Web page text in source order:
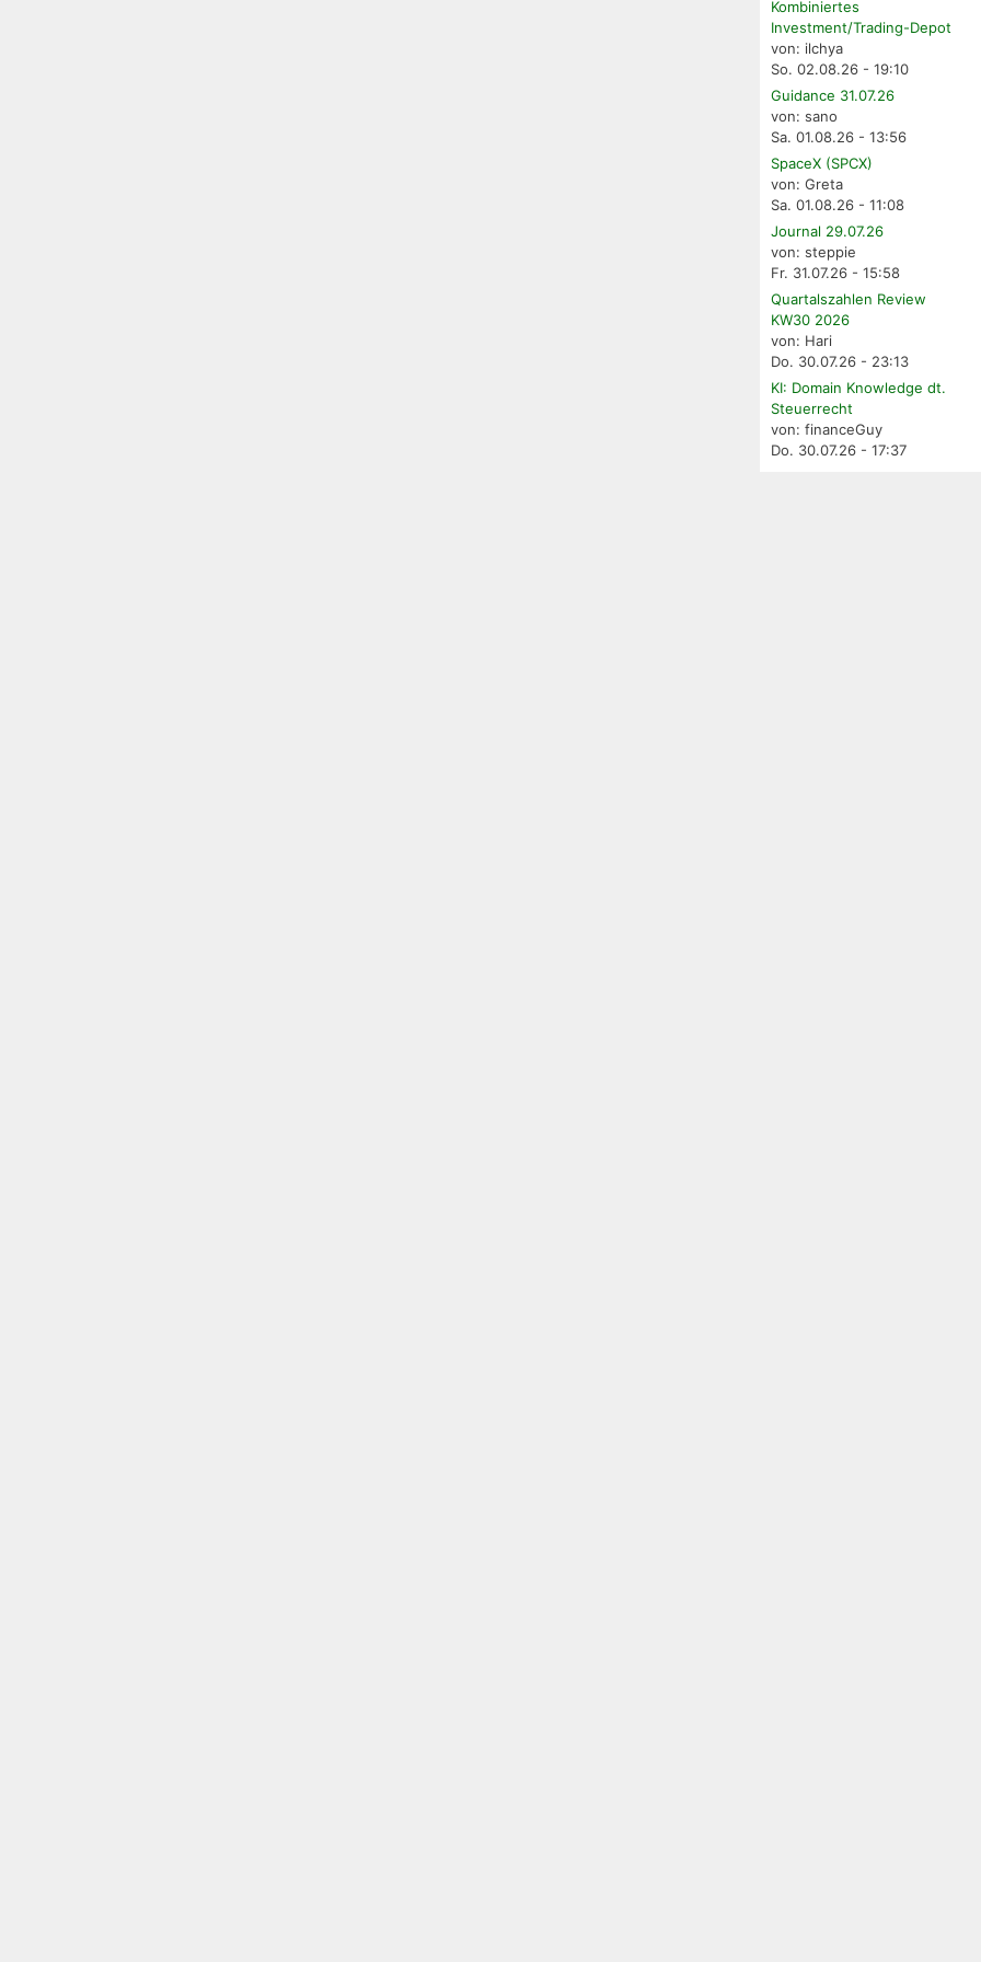
Kombiniertes
Investment/Trading-Depot
von: ilchya
So. 02.08.26 - 19:10
Guidance 31.07.26
von: sano
Sa. 01.08.26 - 13:56
SpaceX (SPCX)
von: Greta
Sa. 01.08.26 - 11:08
Journal 29.07.26
von: steppie
Fr. 31.07.26 - 15:58
Quartalszahlen Review
KW30 2026
von: Hari
Do. 30.07.26 - 23:13
KI: Domain Knowledge dt.
Steuerrecht
von: financeGuy
Do. 30.07.26 - 17:37